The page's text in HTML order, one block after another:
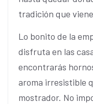
tradición que
Lo bonito de la
disfruta en las
encontrarás
aroma irresistible
mostrador. No